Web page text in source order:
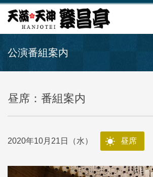
公演番組案内
昼席：番組案内
2020年10月21日（水） 昼席